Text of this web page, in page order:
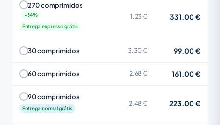
270 comprimidos
Entrega expresso grátis
1.23 € 331.00 €
30 comprimidos 3.30 € 99.00 €
60 comprimidos 2.68 € 161.00 €
90 comprimidos
Entrega normal grátis
2.48 € 223.00 €